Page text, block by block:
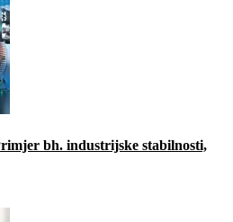
bh. industrijske stabilnosti,